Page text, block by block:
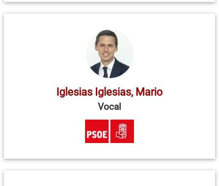
Iglesias Iglesias, Mario
Vocal